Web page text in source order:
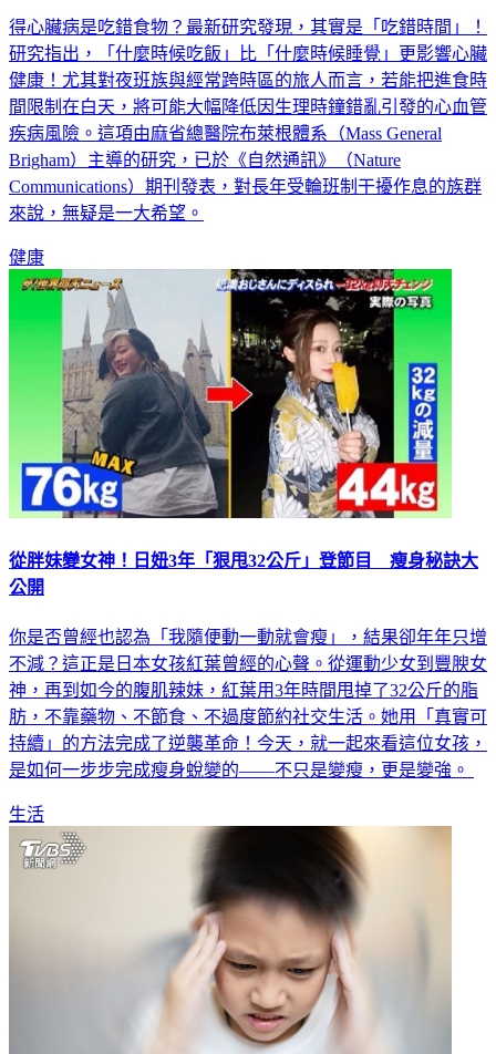
得心臟病是吃錯食物？最新研究發現，其實是「吃錯時間」！
研究指出，「什麼時候吃飯」比「什麼時候睡覺」更影響心臟
健康！尤其對夜班族與經常跨時區的旅人而言，若能把進食時
間限制在白天，將可能大幅降低因生理時鐘錯亂引發的心血管
疾病風險。這項由麻省總醫院布萊根體系（Mass General
Brigham）主導的研究，已於《自然通訊》（Nature
Communications）期刊發表，對長年受輪班制干擾作息的族群
來說，無疑是一大希望。
健康
從胖妹變女神！日妞3年「狠甩32公斤」登節目 瘦身秘訣大
公開
你是否曾經也認為「我隨便動一動就會瘦」，結果卻年年只增
不減？這正是日本女孩紅葉曾經的心聲。從運動少女到豐腴女
神，再到如今的腹肌辣妹，紅葉用3年時間甩掉了32公斤的脂
肪，不靠藥物、不節食、不過度節約社交生活。她用「真實可
持續」的方法完成了逆襲革命！今天，就一起來看這位女孩，
是如何一步步完成瘦身蛻變的——不只是變瘦，更是變強。
生活